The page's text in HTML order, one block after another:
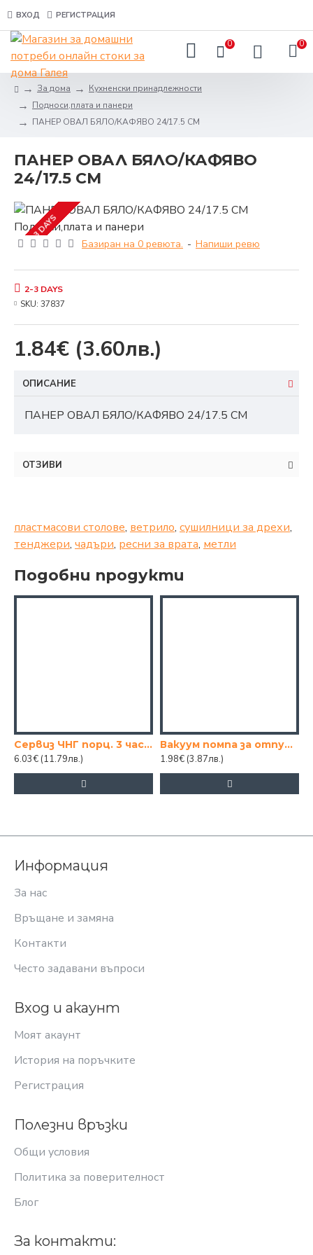
ВХОД РЕГИСТРАЦИЯ
0 0
За дома
Кухненски принадлежности
Подноси,плата и панери
ПАНЕР ОВАЛ БЯЛО/КАФЯВО 24/17.5 СМ
ПАНЕР ОВАЛ БЯЛО/КАФЯВО
24/17.5 СМ
2-3 DAYS Базиран на 0 ревюта. - Напиши ревю
1.84€ (3.60лв.)
2-3 DAYS
SKU: 37837
ОПИСАНИЕ
ПАНЕР ОВАЛ БЯЛО/КАФЯВО 24/17.5 СМ
ОТЗИВИ
пластмасови столове, ветрило, сушилници за дрехи,
тенджери, чадъри, ресни за врата, метли
Подобни продукти
Сервиз ЧНГ порц. 3 части
6.03€ (11.79лв.)
Вакуум помпа за отпушване – 20 × 13 см
1.98€ (3.87лв.)
Информация
За нас
Връщане и замяна
Контакти
Често задавани въпроси
Вход и акаунт
Моят акаунт
История на поръчките
Регистрация
Полезни връзки
Общи условия
Политика за поверителност
Блог
За контакти: